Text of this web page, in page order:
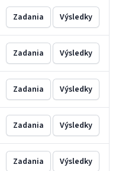
Zadania Výsledky
Zadania Výsledky
Zadania Výsledky
Zadania Výsledky
Zadania Výsledky